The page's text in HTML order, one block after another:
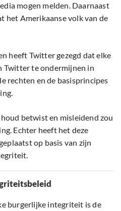
mogen melden. Daarnaast
het Amerikaanse volk van de
heeft Twitter gezegd dat elke
Twitter te ondermijnen in
rechten en de basisprincipes
betwist en misleidend zou
Echter heeft het deze
op basis van zijn
burgerlijke integriteit is de